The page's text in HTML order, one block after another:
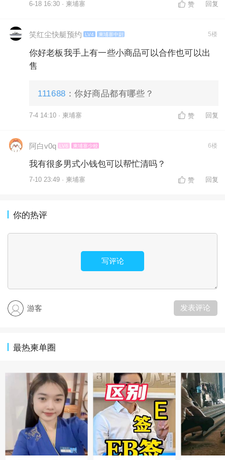
6-18 16:30 · 柬埔寨 赞 回复
笑红尘快艇预约 LV4 柬埔寨中尉 5楼
你好老板我手上有一些小商品可以合作也可以出
售
111688 ：你好商品都有哪些？
7-4 14:10 · 柬埔寨 赞 回复
阿白v0q LV6 柬埔寨少校 6楼
我有很多男式小钱包可以帮忙清吗？
7-10 23:49 · 柬埔寨 赞 回复
你的热评
写评论
游客 发表评论
最热柬单圈